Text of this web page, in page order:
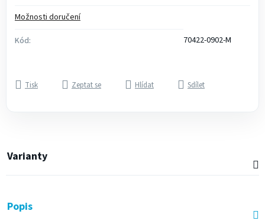
Možnosti doručení
Kód:
70422-0902-M
Tisk Zeptat se Hlídat Sdílet
Varianty
Popis